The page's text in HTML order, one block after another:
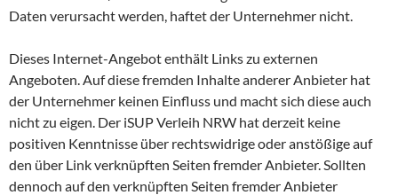
Daten verursacht werden, haftet der Unternehmer nicht.
Dieses Internet-Angebot enthält Links zu externen
Angeboten. Auf diese fremden Inhalte anderer Anbieter hat
der Unternehmer keinen Einfluss und macht sich diese auch
nicht zu eigen. Der iSUP Verleih NRW hat derzeit keine
positiven Kenntnisse über rechtswidrige oder anstößige auf
den über Link verknüpften Seiten fremder Anbieter. Sollten
dennoch auf den verknüpften Seiten fremder Anbieter